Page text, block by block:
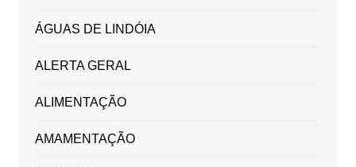
ÁGUAS DE LINDÓIA
ALERTA GERAL
ALIMENTAÇÃO
AMAMENTAÇÃO